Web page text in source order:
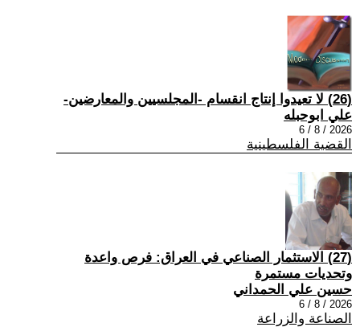
(26) لا تعيدوا إنتاج انقسام -المجلسيين والمعارضين-
علي ابوحبله
2026 / 8 / 6
القضية الفلسطينية
(27) الاستثمار الصناعي في العراق: فرص واعدة
وتحديات مستمرة
حسين علي الحمداني
2026 / 8 / 6
الصناعة والزراعة